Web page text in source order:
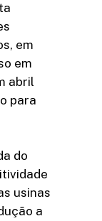
em
em
abril
para
do
usinas
a